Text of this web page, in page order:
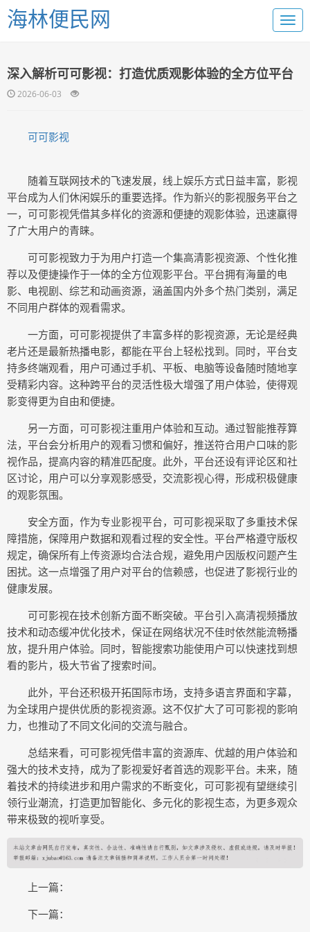
海林便民网
深入解析可可影视：打造优质观影体验的全方位平台
2026-06-03
可可影视
随着互联网技术的飞速发展，线上娱乐方式日益丰富，影视
平台成为人们休闲娱乐的重要选择。作为新兴的影视服务平台之
一，可可影视凭借其多样化的资源和便捷的观影体验，迅速赢得
了广大用户的青睐。
可可影视致力于为用户打造一个集高清影视资源、个性化推
荐以及便捷操作于一体的全方位观影平台。平台拥有海量的电
影、电视剧、综艺和动画资源，涵盖国内外多个热门类别，满足
不同用户群体的观看需求。
一方面，可可影视提供了丰富多样的影视资源，无论是经典
老片还是最新热播电影，都能在平台上轻松找到。同时，平台支
持多终端观看，用户可通过手机、平板、电脑等设备随时随地享
受精彩内容。这种跨平台的灵活性极大增强了用户体验，使得观
影变得更为自由和便捷。
另一方面，可可影视注重用户体验和互动。通过智能推荐算
法，平台会分析用户的观看习惯和偏好，推送符合用户口味的影
视作品，提高内容的精准匹配度。此外，平台还设有评论区和社
区讨论，用户可以分享观影感受，交流影视心得，形成积极健康
的观影氛围。
安全方面，作为专业影视平台，可可影视采取了多重技术保
障措施，保障用户数据和观看过程的安全性。平台严格遵守版权
规定，确保所有上传资源均合法合规，避免用户因版权问题产生
困扰。这一点增强了用户对平台的信赖感，也促进了影视行业的
健康发展。
可可影视在技术创新方面不断突破。平台引入高清视频播放
技术和动态缓冲优化技术，保证在网络状况不佳时依然能流畅播
放，提升用户体验。同时，智能搜索功能使用户可以快速找到想
看的影片，极大节省了搜索时间。
此外，平台还积极开拓国际市场，支持多语言界面和字幕，
为全球用户提供优质的影视资源。这不仅扩大了可可影视的影响
力，也推动了不同文化间的交流与融合。
总结来看，可可影视凭借丰富的资源库、优越的用户体验和
强大的技术支持，成为了影视爱好者首选的观影平台。未来，随
着技术的持续进步和用户需求的不断变化，可可影视有望继续引
领行业潮流，打造更加智能化、多元化的影视生态，为更多观众
带来极致的视听享受。
上一篇：
下一篇：